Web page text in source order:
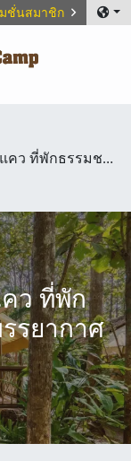
ชั่นสมาชิก
กาญจนบุรี บรรยากาศสุดชิล
ว ที่พัก
รยากาศ